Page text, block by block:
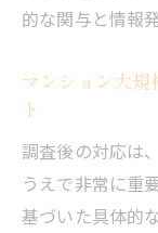
的な関与と情報
マンション大
ト
調査後の対応は
うえで非常に重
基づいた具体的